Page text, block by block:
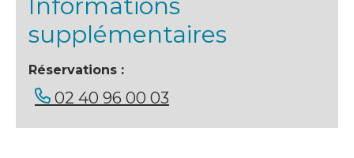
Informations
supplémentaires
Réservations :
02 40 96 00 03